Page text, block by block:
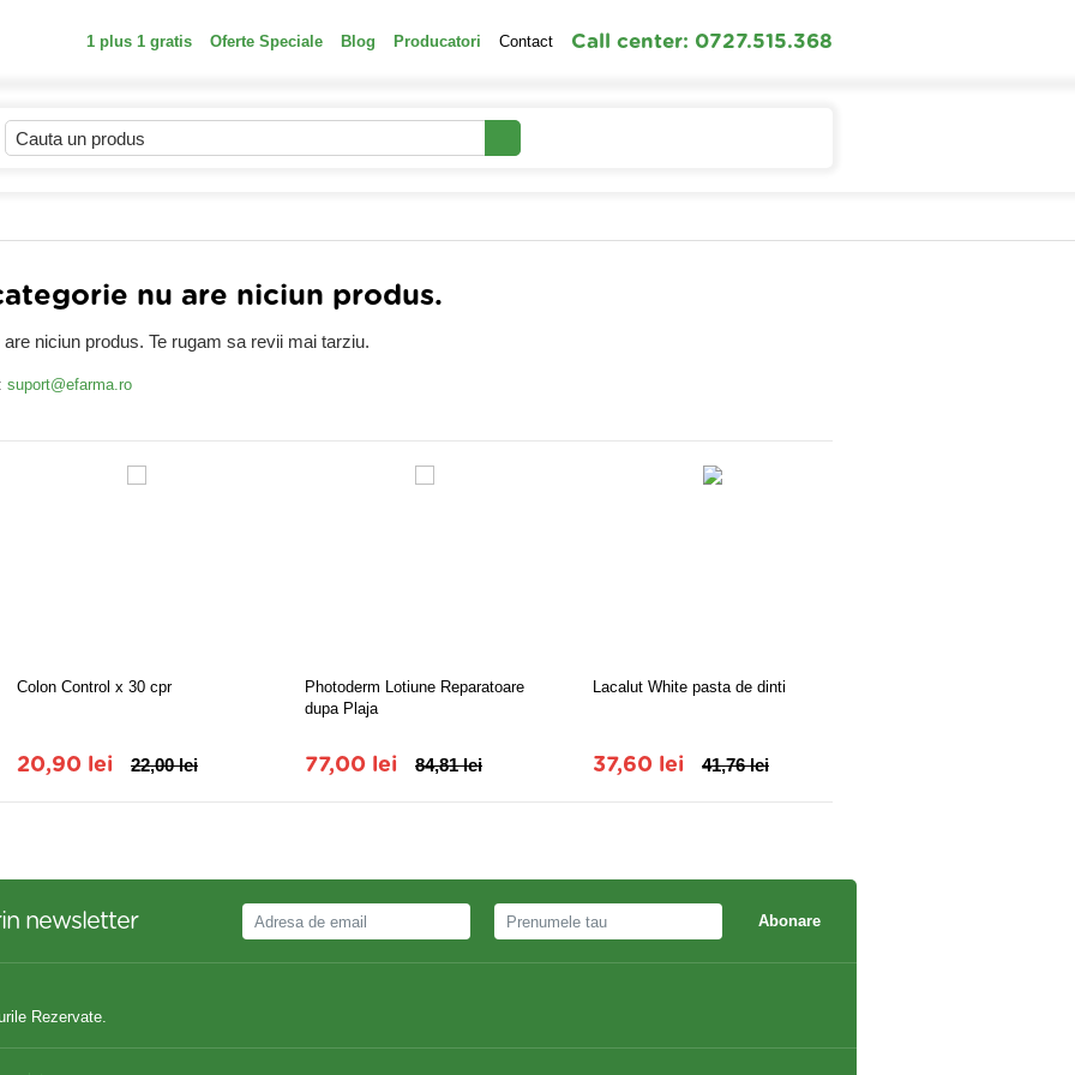
1 plus 1 gratis Oferte Speciale Blog Producatori Contact Call center: 0727.515.368
nu are niciun produs.
niciun produs. Te rugam sa revii mai tarziu.
suport@efarma.ro
Colon Control x 30 cpr
20,90 lei 22,00 lei
Photoderm Lotiune Reparatoare
dupa Plaja
77,00 lei 84,81 lei
Lacalut White pasta de dinti
37,60 lei 41,76 lei
newsletter Abonare
Rezervate.